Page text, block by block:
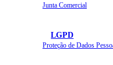
Junta Comercial
LGPD
Proteção de Dados